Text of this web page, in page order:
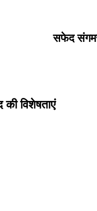
सफेद
की विशेषताएं